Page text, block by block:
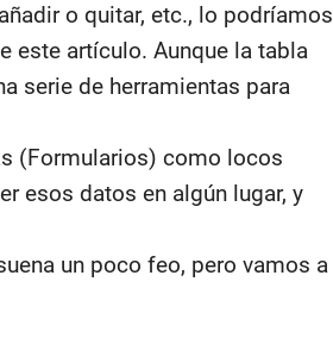
o quitar, etc., lo podríamos
este artículo. Aunque la tabla
serie de herramientas para
(Formularios) como locos
esos datos en algún lugar, y
un poco feo, pero vamos a